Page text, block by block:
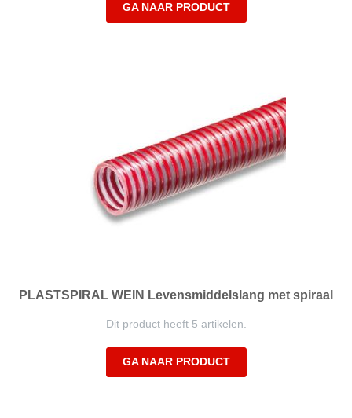
GA NAAR PRODUCT
PLASTSPIRAL WEIN Levensmiddelslang met spiraal
Dit product heeft 5 artikelen.
GA NAAR PRODUCT